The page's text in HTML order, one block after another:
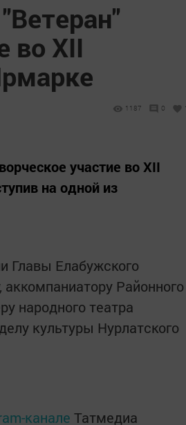
во XII
1187 0
участие во XII
на одной из
Главы Елабужского
Районного
народного театра
культуры Нурлатского
канале Татмедиа